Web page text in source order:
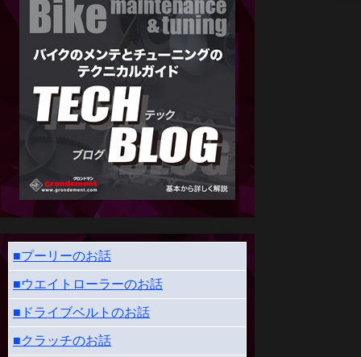
■プーリーのお話
■ウエイトローラーのお話
■ドライブベルトのお話
■クラッチのお話